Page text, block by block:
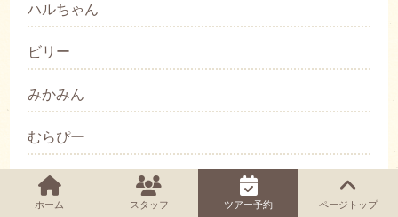
ハルちゃん
ビリー
みかみん
むらぴー
やまちゃん
ホーム スタッフ ツアー予約 ページトップ